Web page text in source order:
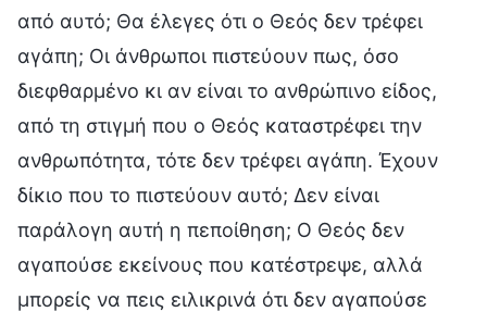
από αυτό; Θα έλεγες ότι ο Θεός δεν τρέφει
αγάπη; Οι άνθρωποι πιστεύουν πως, όσο
διεφθαρμένο κι αν είναι το ανθρώπινο είδος,
από τη στιγμή που ο Θεός καταστρέφει την
ανθρωπότητα, τότε δεν τρέφει αγάπη. Έχουν
δίκιο που το πιστεύουν αυτό; Δεν είναι
παράλογη αυτή η πεποίθηση; Ο Θεός δεν
αγαπούσε εκείνους που κατέστρεψε, αλλά
μπορείς να πεις ειλικρινά ότι δεν αγαπούσε